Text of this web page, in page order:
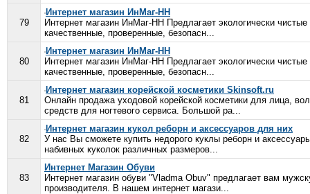
79
Интернет магазин ИнМаг-НН
Интернет магазин ИнМаг-НН Предлагает экологически
качественные, проверенные, безопасн...
80
Интернет магазин ИнМаг-НН
Интернет магазин ИнМаг-НН Предлагает экологически
качественные, проверенные, безопасн...
81
Интернет магазин корейской косметики Skinsoft.ru
Онлайн продажа уходовой корейской косметики для лица,
средств для ногтевого сервиса. Большой ра...
82
Интернет магазин кукол реборн и аксессуаров для них
У нас Вы сможете купить недорого куклы реборн и
набивных куколок различных размеров...
83
Интернет Магазин Обуви
Интернет магазин обуви "Vladma Obuv" предлагает вам
производителя. В нашем интернет магази...